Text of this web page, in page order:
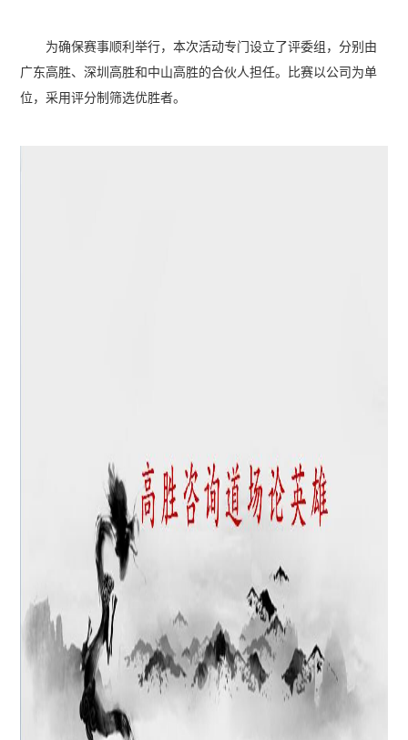
为确保赛事顺利举行，本次活动专门设立了评委组，分别由
广东高胜、深圳高胜和中山高胜的合伙人担任。比赛以公司为单
位，采用评分制筛选优胜者。